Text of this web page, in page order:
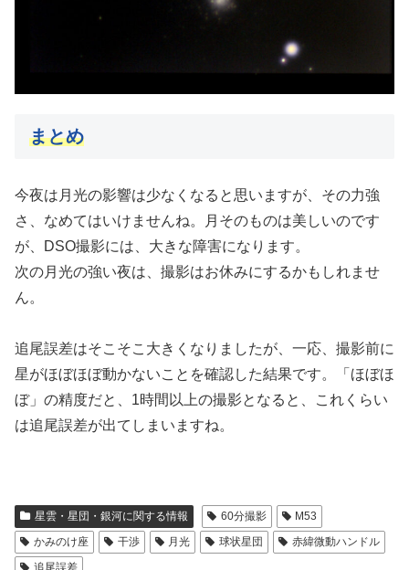
まとめ
今夜は月光の影響は少なくなると思いますが、その力強
さ、なめてはいけませんね。月そのものは美しいのです
が、DSO撮影には、大きな障害になります。
次の月光の強い夜は、撮影はお休みにするかもしれませ
ん。
追尾誤差はそこそこ大きくなりましたが、一応、撮影前に
星がほぼほぼ動かないことを確認した結果です。「ほぼほ
ぼ」の精度だと、1時間以上の撮影となると、これくらい
は追尾誤差が出てしまいますね。
星雲・星団・銀河に関する情報 60分撮影
M53
かみのけ座
干渉 月光 球状星団
赤緯微動ハンドル
追尾誤差